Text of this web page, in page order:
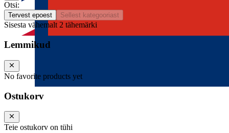
Otsi:
Tervest epoest Sellest kategooriast
Sisesta vähemalt 2 tähemärki
Lemmikud
No favorite products yet
Ostukorv
Teie ostukorv on tühi